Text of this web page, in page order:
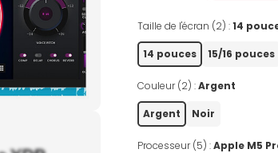
Taille de l'écran (2) :14
14 pouces 15/16 pouces
Couleur (2) :Argent
Argent Noir
Processeur (5) :Apple M5